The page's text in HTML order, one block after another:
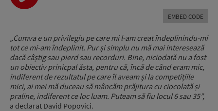
EMBED CODE
„Cumva e un privilegiu pe care mi l-am creat îndeplinindu-mi
tot ce mi-am îndeplinit. Pur și simplu nu mă mai interesează
dacă câștig sau pierd sau recorduri. Bine, niciodată nu a fost
un obiectiv prinicpal ăsta, pentru că, încă de când eram mic,
indiferent de rezultatul pe care îl aveam și la competițiile
mici, ai mei mă duceau să mâncăm prăjitura cu ciocolată și
praline, indiferent ce loc luam. Puteam să fiu locul 6 sau 35”,
a declarat David Popovici.